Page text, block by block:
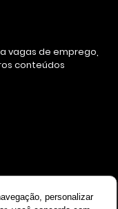
vagas de emprego,
conteúdos
personalizar